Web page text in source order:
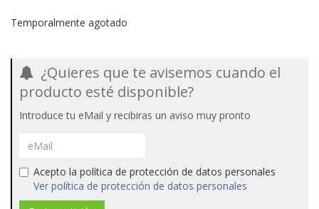
Temporalmente agotado
¿Quieres que te avisemos cuando el
producto esté disponible?
Introduce tu eMail y recibiras un aviso muy pronto
Acepto la política de protección de datos personales
Ver política de protección de datos personales